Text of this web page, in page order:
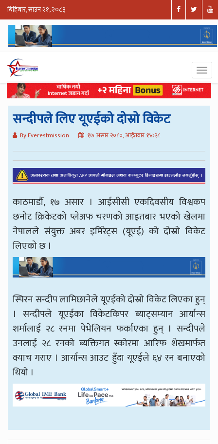
बिहिबार, साउन २१, २०८३
सन्दीपले लिए यूएईको दोस्रो विकेट
By Everestmission १७ असार २०८०, आईतवार १४:२८
काठमाडौँ, १७ असार । आईसीसी एकदिवसीय विश्वकप
छनोट क्रिकेटको प्लेअफ चरणको आइतबार भएको खेलमा
नेपालले संयुक्त अबर इमिरेट्स (यूएई) को दोस्रो विकेट
लिएको छ ।
स्पिरन सन्दीप लामिछानेले यूएईको दोस्रो विकेट लिएका हुन्
। सन्दीपले यूएईका विकेटकिपर ब्याट्सम्यान आर्यान्स
शर्मालाई २८ रनमा पेभेलियन फर्काएका हुन् । सन्दीपले
उनलाई २८ रनको ब्यक्तिगत स्कोरमा आरिफ शेखमार्फत
क्याच गराए । आर्यान्स आउट हुँदा यूएईले ६४ रन बनाएको
थियो ।